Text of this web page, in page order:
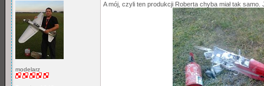
modelarz
A mój, czyli ten produkcji Roberta chyba miał tak samo.